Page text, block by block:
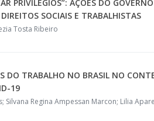
PRIVILÉGIOS”: AÇÕES DO
SOCIAIS E TRABALHISTAS
Tosta Ribeiro
DO TRABALHO NO BRASIL NO
19
Silvana Regina Ampessan Marcon; Lilia